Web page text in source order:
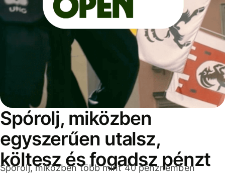
Spórolj, miközben
egyszerűen utalsz,
költesz és fogadsz pénzt
Spórolj, miközben több mint 40 pénznemben